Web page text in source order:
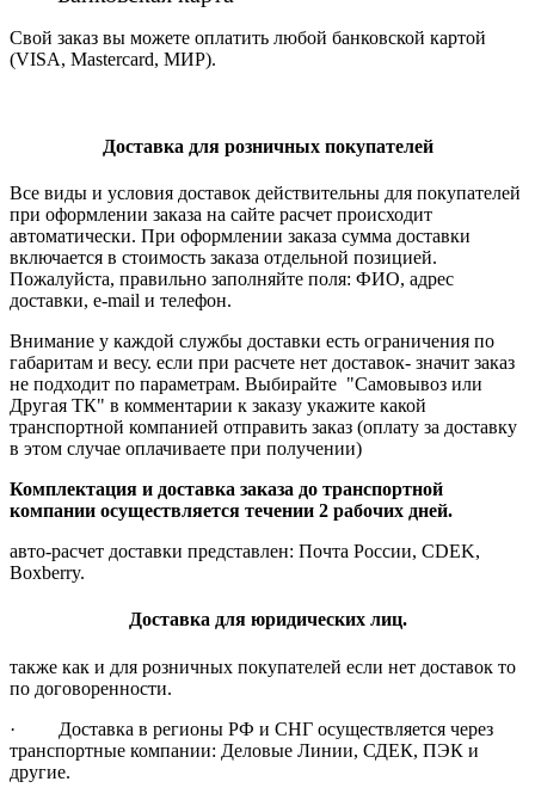
Свой заказ вы можете оплатить любой банковской картой
(VISA, Mastercard, МИР).
Доставка для розничных покупателей
Все виды и условия доставок действительны для покупателей
при оформлении заказа на сайте расчет происходит
автоматически. При оформлении заказа сумма доставки
включается в стоимость заказа отдельной позицией.
Пожалуйста, правильно заполняйте поля: ФИО, адрес
доставки, e-mail и телефон.
Внимание у каждой службы доставки есть ограничения по
габаритам и весу. если при расчете нет доставок- значит заказ
не подходит по параметрам. Выбирайте "Самовывоз или
Другая ТК" в комментарии к заказу укажите какой
транспортной компанией отправить заказ (оплату за доставку
в этом случае оплачиваете при получении)
Комплектация и доставка заказа до транспортной
компании осуществляется течении 2 рабочих дней.
авто-расчет доставки представлен: Почта России, CDEK,
Boxberry.
Доставка для юридических лиц.
также как и для розничных покупателей если нет доставок то
по договоренности.
· Доставка в регионы РФ и СНГ осуществляется через
транспортные компании: Деловые Линии, СДЕК, ПЭК и
другие.